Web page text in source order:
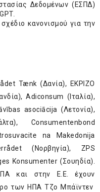
Δεδομένων (ΕΣΠΔ)
κανονισμού για την
Tænk (Δανία), EKPIZO
Adiconsum (Ιταλία),
asociācija (Λετονία),
Consumentenbond
na Makedonija
(Νορβηγία), ZPS
Konsumenter (Σουηδία).
και στην Ε.Ε. έχουν
των ΗΠΑ Τζο Μπάϊντεν